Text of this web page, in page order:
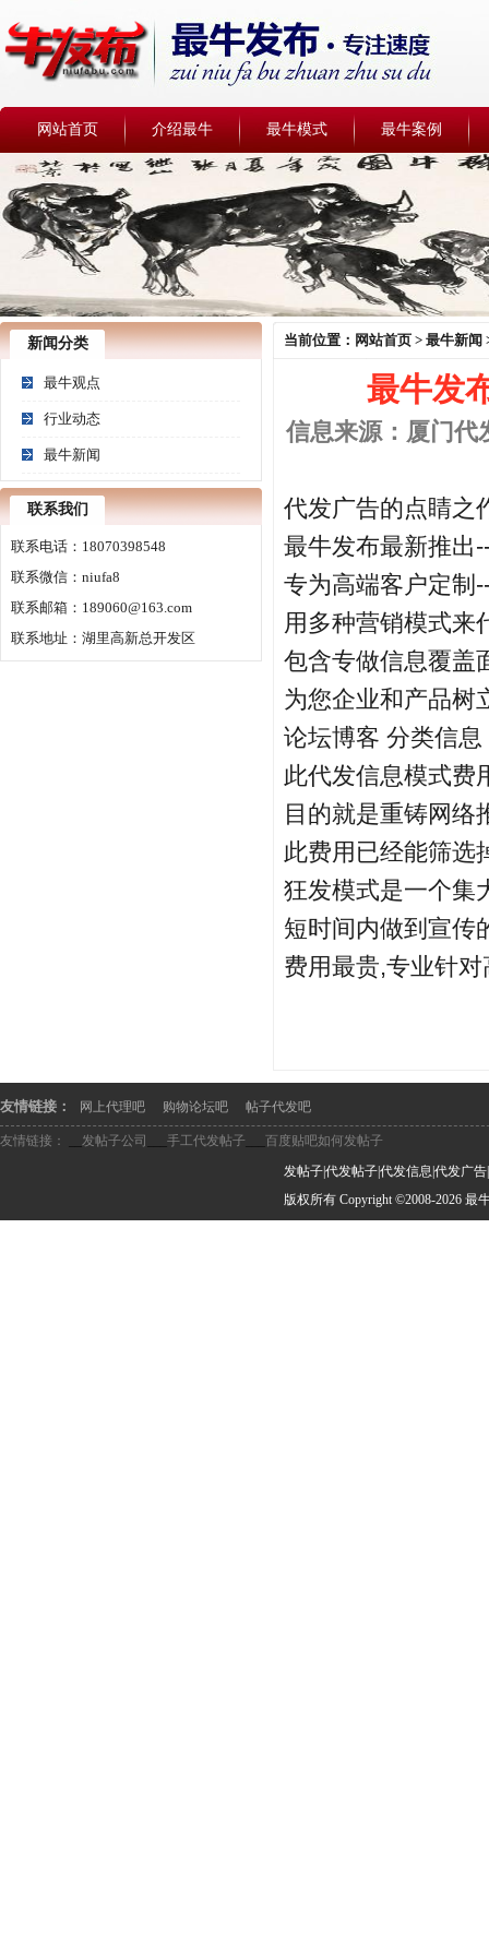
网站首页 介绍最牛 最牛模式 最牛案例
新闻分类
最牛观点
行业动态
最牛新闻
联系我们
联系电话：18070398548
联系微信：niufa8
联系邮箱：189060@163.com
联系地址：湖里高新总开发区
当前位置： 网站首页 > 最牛新闻
最牛发
信息来源：厦门代
代发广告的点睛之
最牛发布最新推出
专为高端客户定制
用多种营销模式来
包含专做信息覆盖
为您企业和产品树
论坛博客 分类信
此代发信息模式费
目的就是重铸网络
此费用已经能筛选
狂发模式是一个集
短时间内做到宣传
费用最贵,专业针
友情链接： 网上代理吧 购物论坛吧 帖子代发吧
友情链接： 发帖子公司 手工代发帖子
百度贴吧如何发帖子
发帖子|代发帖子|代发信息|代发广
版权所有 Copyright ©2008-2026 最